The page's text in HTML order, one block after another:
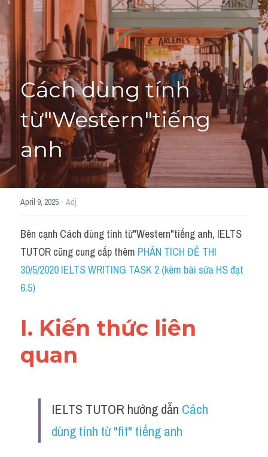
Cách diễn đạt
IELTS Videos - Ebook
Điểm báo
Adj
Idiom
Khác
Từ vựng theo topic
Từ vựng theo Topic
Vocabulary - Grammar
Grammar
Cách paraphrase
Part 2
Verb
Cấu trúc câu
HỌC THỬ →
Cách dùng tính
từ"Western"tiếng
anh
April 9, 2025 · Adj
Bên cạnh Cách dùng tính từ"Western"tiếng anh, IELTS
TUTOR cũng cung cấp thêm PHÂN TÍCH ĐỀ THI
30/5/2020 IELTS WRITING TASK 2 (kèm bài sửa HS đạt
6.5)
I. Kiến thức liên
quan
IELTS TUTOR hướng dẫn Cách
dùng tính từ "fit" tiếng anh